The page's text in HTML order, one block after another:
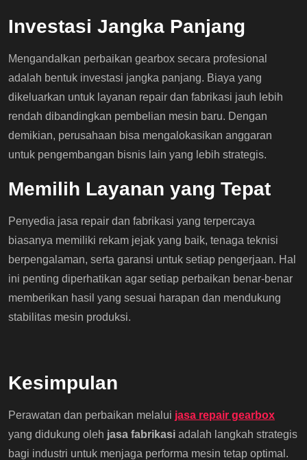
Investasi Jangka Panjang
Mengandalkan perbaikan gearbox secara profesional
adalah bentuk investasi jangka panjang. Biaya yang
dikeluarkan untuk layanan repair dan fabrikasi jauh lebih
rendah dibandingkan pembelian mesin baru. Dengan
demikian, perusahaan bisa mengalokasikan anggaran
untuk pengembangan bisnis lain yang lebih strategis.
Memilih Layanan yang Tepat
Penyedia jasa repair dan fabrikasi yang terpercaya
biasanya memiliki rekam jejak yang baik, tenaga teknisi
berpengalaman, serta garansi untuk setiap pengerjaan. Hal
ini penting diperhatikan agar setiap perbaikan benar-benar
memberikan hasil yang sesuai harapan dan mendukung
stabilitas mesin produksi.
Kesimpulan
Perawatan dan perbaikan melalui jasa repair gearbox
yang didukung oleh jasa fabrikasi adalah langkah strategis
bagi industri untuk menjaga performa mesin tetap optimal.